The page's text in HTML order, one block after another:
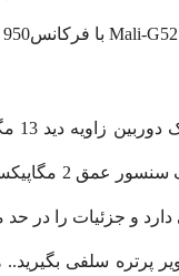
پرتره سلفی